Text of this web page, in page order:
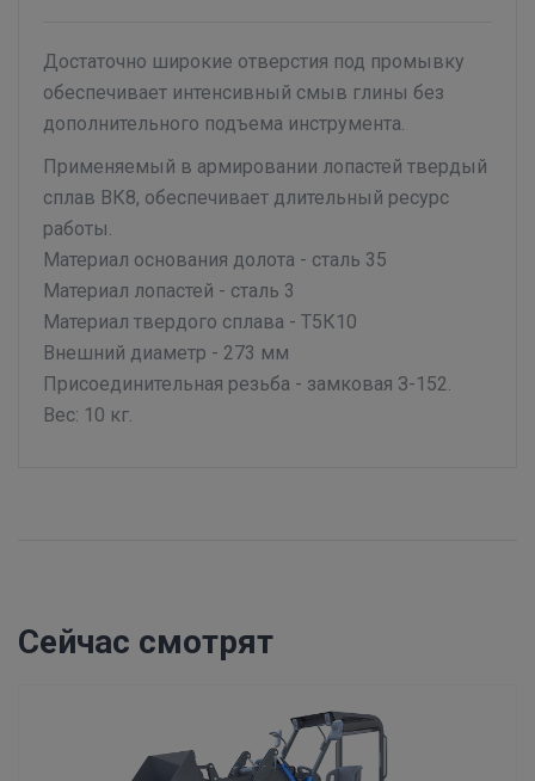
Достаточно широкие отверстия под промывку
обеспечивает интенсивный смыв глины без
дополнительного подъема инструмента.
Применяемый в армировании лопастей твердый
сплав ВК8, обеспечивает длительный ресурc
работы.
Материал основания долота - сталь 35
Материал лопастей - сталь 3
Материал твердого сплава - Т5К10
Внешний диаметр - 273 мм
Присоединительная резьба - замковая З-152.
Вес: 10 кг.
Сейчас смотрят